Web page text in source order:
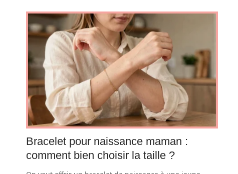
Bracelet pour naissance maman :
comment bien choisir la taille ?